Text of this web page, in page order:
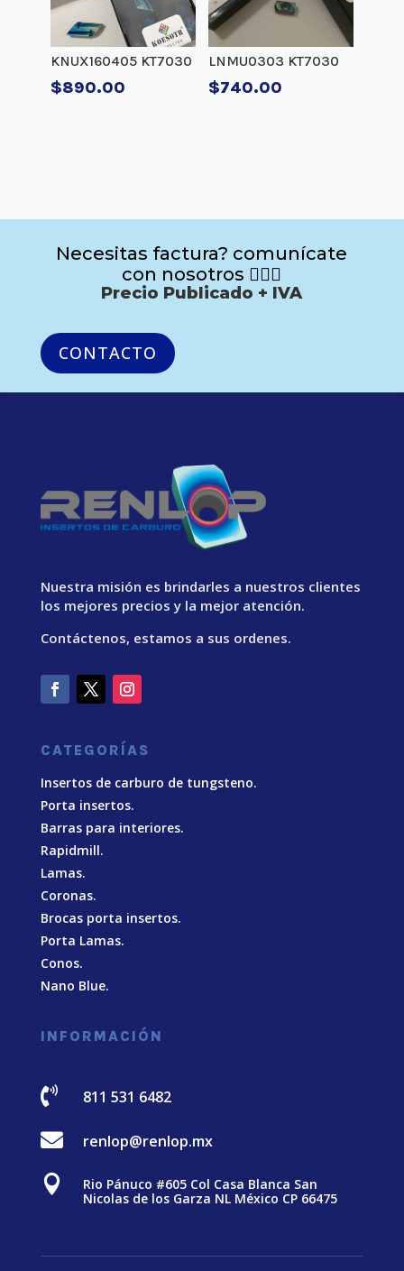
KNUX160405 KT7030
$890.00
LNMU0303 KT7030
$740.00
Necesitas factura? comunícate
con nosotros 🙋🏻‍♂️
Precio Publicado + IVA
CONTACTO
Nuestra misión es brindarles a nuestros clientes
los mejores precios y la mejor atención.
Contáctenos, estamos a sus ordenes.
CATEGORÍAS
Insertos de carburo de tungsteno.
Porta insertos.
Barras para interiores.
Rapidmill.
Lamas.
Coronas.
Brocas porta insertos.
Porta Lamas.
Conos.
Nano Blue.
INFORMACIÓN
 811 531 6482
 renlop@renlop.mx

Rio Pánuco #605 Col Casa Blanca San
Nicolas de los Garza NL México CP 66475